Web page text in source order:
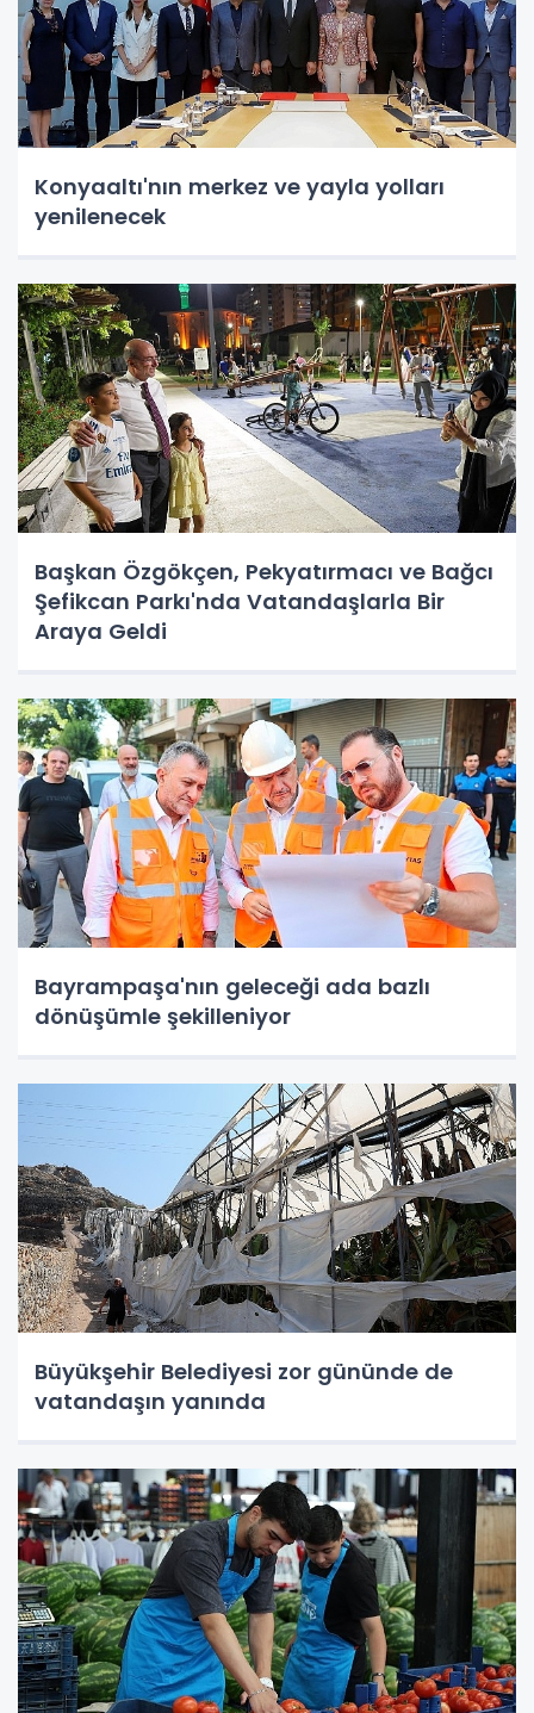
Konyaaltı'nın merkez ve yayla yolları
yenilenecek
Başkan Özgökçen, Pekyatırmacı ve Bağcı
Şefikcan Parkı'nda Vatandaşlarla Bir
Araya Geldi
Bayrampaşa'nın geleceği ada bazlı
dönüşümle şekilleniyor
Büyükşehir Belediyesi zor gününde de
vatandaşın yanında